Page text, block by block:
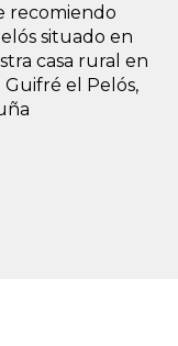
recomiendo
situado en
casa rural en
el Pelós,